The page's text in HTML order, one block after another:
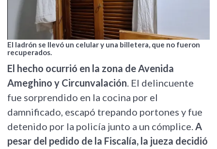
El ladrón se llevó un celular y una billetera, que no fueron
recuperados.
El hecho ocurrió en la zona de Avenida
Ameghino y Circunvalación. El delincuente
fue sorprendido en la cocina por el
damnificado, escapó trepando portones y fue
detenido por la policía junto a un cómplice.A
pesar del pedido de la Fiscalía, la jueza decidió